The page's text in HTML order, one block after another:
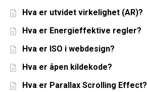
Hva er utvidet virkelighet (AR)?
Hva er Energieffektive regler?
Hva er ISO i webdesign?
Hva er åpen kildekode?
Hva er Parallax Scrolling Effect?